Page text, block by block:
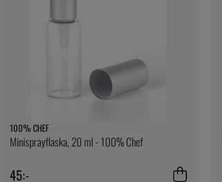
100% CHEF
Minisprayflaska, 20 ml - 100% Chef
45:-